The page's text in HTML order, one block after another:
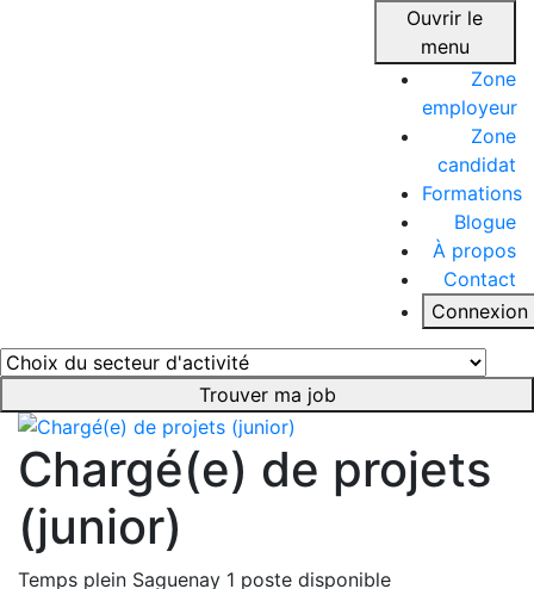
Ouvrir le
menu
Zone
employeur
Zone
candidat
Formations
Blogue
À propos
Contact
Connexion
Trouver ma job
Chargé(e) de projets
(junior)
Temps plein Saguenay 1 poste disponible